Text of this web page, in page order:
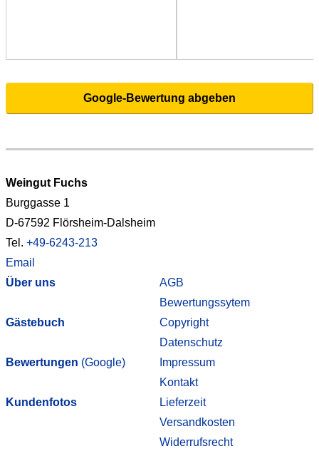
Google-Bewertung abgeben
Weingut Fuchs
Burggasse 1
D-67592 Flörsheim-Dalsheim
Tel. +49-6243-213
Email
Über uns
Gästebuch
Bewertungen (Google)
Kundenfotos
AGB
Bewertungssytem
Copyright
Datenschutz
Impressum
Kontakt
Lieferzeit
Versandkosten
Widerrufsrecht